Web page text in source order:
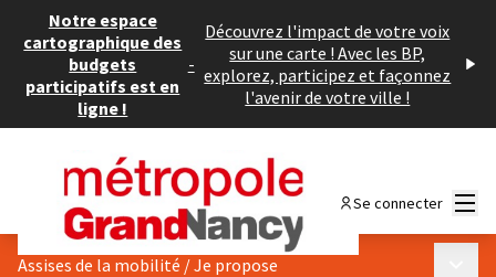
Notre espace
cartographique des
budgets
participatifs est en
ligne !
-
Découvrez l'impact de votre voix
sur une carte ! Avec les BP,
explorez, participez et façonnez
l'avenir de votre ville !
Se connecter
Assises de la mobilité /Je propose